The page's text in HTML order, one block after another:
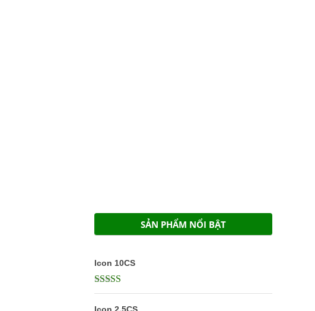
SẢN PHẨM NỔI BẬT
Icon 10CS
Được xếp